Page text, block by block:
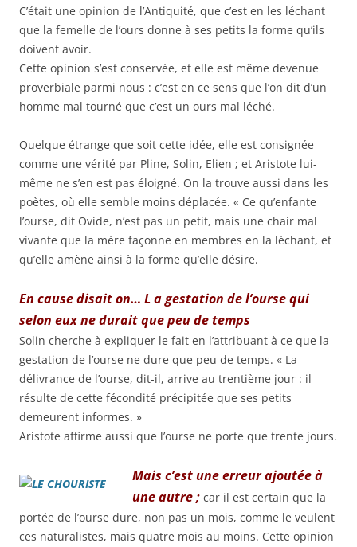
C’était une opinion de l’Antiquité, que c’est en les léchant
que la femelle de l’ours donne à ses petits la forme qu’ils
doivent avoir.
Cette opinion s’est conservée, et elle est même devenue
proverbiale parmi nous : c’est en ce sens que l’on dit d’un
homme mal tourné que c’est un ours mal léché.
Quelque étrange que soit cette idée, elle est consignée
comme une vérité par Pline, Solin, Elien ; et Aristote lui-
même ne s’en est pas éloigné. On la trouve aussi dans les
poètes, où elle semble moins déplacée. « Ce qu’enfante
l’ourse, dit Ovide, n’est pas un petit, mais une chair mal
vivante que la mère façonne en membres en la léchant, et
qu’elle amène ainsi à la forme qu’elle désire.
En cause disait on… L a gestation de l’ourse qui
selon eux ne durait que peu de temps
Solin cherche à expliquer le fait en l’attribuant à ce que la
gestation de l’ourse ne dure que peu de temps. « La
délivrance de l’ourse, dit-il, arrive au trentième jour : il
résulte de cette fécondité précipitée que ses petits
demeurent informes. »
Aristote affirme aussi que l’ourse ne porte que trente jours.
Mais c’est une erreur ajoutée à
une autre ; car il est certain que la
portée de l’ourse dure, non pas un mois, comme le veulent
ces naturalistes, mais quatre mois au moins. Cette opinion